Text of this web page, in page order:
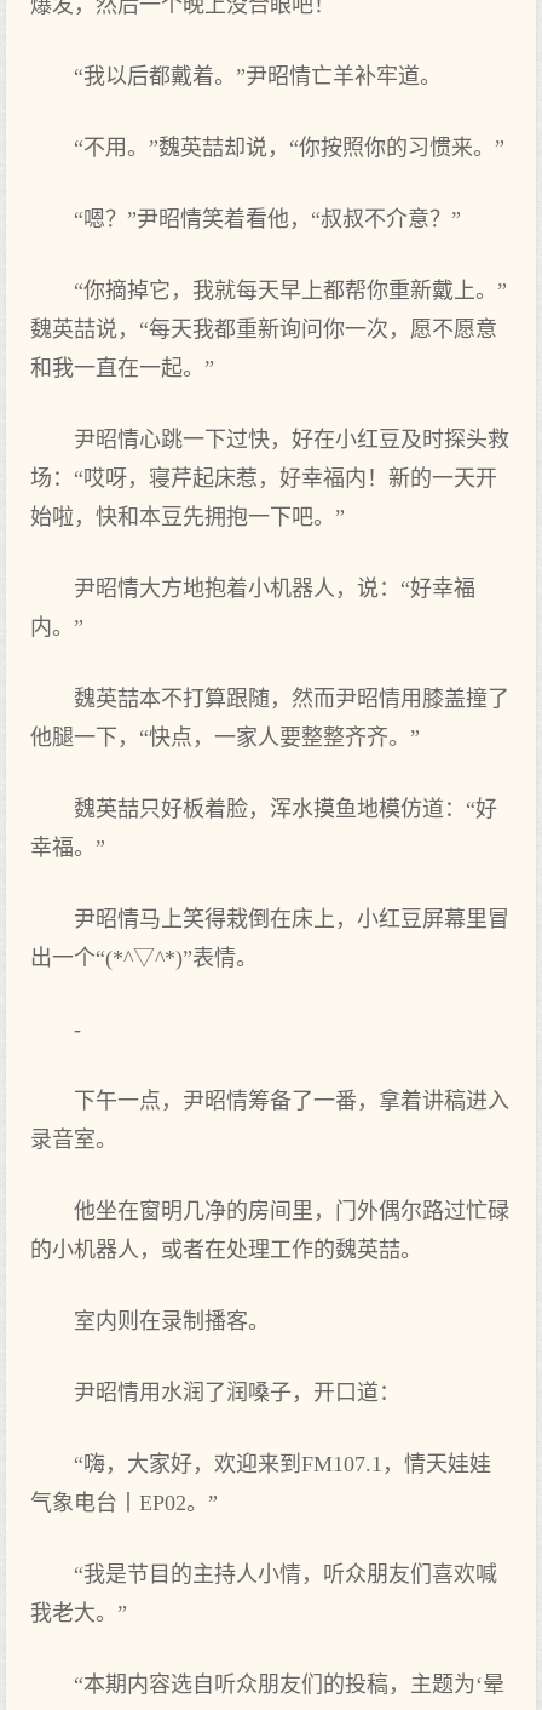
爆发，然后一个晚上没合眼吧！
“我以后都戴着。”尹昭情亡羊补牢道。
“不用。”魏英喆却说，“你按照你的习惯来。”
“嗯？”尹昭情笑着看他，“叔叔不介意？”
“你摘掉它，我就每天早上都帮你重新戴上。”
魏英喆说，“每天我都重新询问你一次，愿不愿意
和我一直在一起。”
尹昭情心跳一下过快，好在小红豆及时探头救
场：“哎呀，寝芹起床惹，好幸福内！新的一天开
始啦，快和本豆先拥抱一下吧。”
尹昭情大方地抱着小机器人，说：“好幸福
内。”
魏英喆本不打算跟随，然而尹昭情用膝盖撞了
他腿一下，“快点，一家人要整整齐齐。”
魏英喆只好板着脸，浑水摸鱼地模仿道：“好
幸福。”
尹昭情马上笑得栽倒在床上，小红豆屏幕里冒
出一个“(*^▽^*)”表情。
-
下午一点，尹昭情筹备了一番，拿着讲稿进入
录音室。
他坐在窗明几净的房间里，门外偶尔路过忙碌
的小机器人，或者在处理工作的魏英喆。
室内则在录制播客。
尹昭情用水润了润嗓子，开口道：
“嗨，大家好，欢迎来到FM107.1，情天娃娃
气象电台丨EP02。”
“我是节目的主持人小情，听众朋友们喜欢喊
我老大。”
“本期内容选自听众朋友们的投稿，主题为‘晕